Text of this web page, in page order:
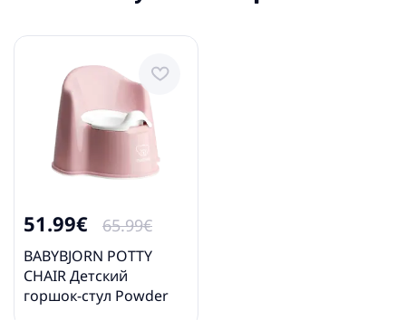
51.99€ 65.99€
BABYBJORN POTTY
CHAIR Детский
горшок-стул Powder